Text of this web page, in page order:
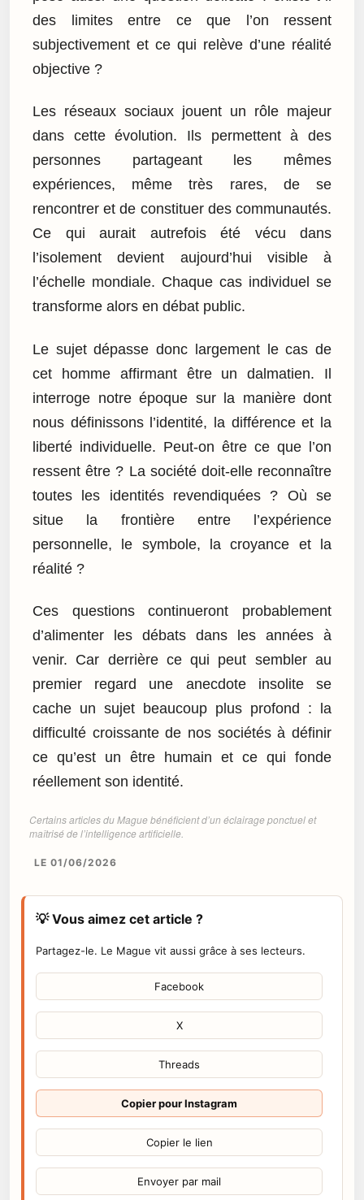
des limites entre ce que l’on ressent
subjectivement et ce qui relève d’une réalité
objective ?
Les réseaux sociaux jouent un rôle majeur
dans cette évolution. Ils permettent à des
personnes partageant les mêmes
expériences, même très rares, de se
rencontrer et de constituer des communautés.
Ce qui aurait autrefois été vécu dans
l’isolement devient aujourd’hui visible à
l’échelle mondiale. Chaque cas individuel se
transforme alors en débat public.
Le sujet dépasse donc largement le cas de
cet homme affirmant être un dalmatien. Il
interroge notre époque sur la manière dont
nous définissons l’identité, la différence et la
liberté individuelle. Peut-on être ce que l’on
ressent être ? La société doit-elle reconnaître
toutes les identités revendiquées ? Où se
situe la frontière entre l’expérience
personnelle, le symbole, la croyance et la
réalité ?
Ces questions continueront probablement
d’alimenter les débats dans les années à
venir. Car derrière ce qui peut sembler au
premier regard une anecdote insolite se
cache un sujet beaucoup plus profond : la
difficulté croissante de nos sociétés à définir
ce qu’est un être humain et ce qui fonde
réellement son identité.
Certains articles du Mague bénéficient d’un éclairage ponctuel et
maîtrisé de l’intelligence artificielle.
LE 01/06/2026
💡 Vous aimez cet article ?
Partagez-le. Le Mague vit aussi grâce à ses lecteurs.
Facebook
X
Threads
Copier pour Instagram
Copier le lien
Envoyer par mail